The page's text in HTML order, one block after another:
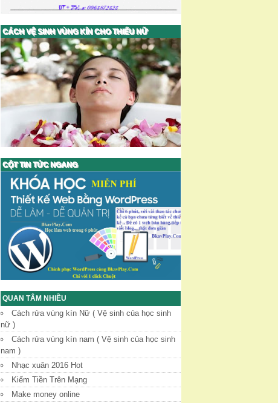
CÁCH VỆ SINH VÙNG KÍN CHO THIẾU NỮ
CỘT TIN TỨC NGANG
QUAN TÂM NHIỀU
Cách rửa vùng kín Nữ ( Vệ sinh của học sinh
nữ )
Cách rửa vùng kín nam ( Vệ sinh của học sinh
nam )
Nhạc xuân 2016 Hot
Kiếm Tiền Trên Mạng
Make money online